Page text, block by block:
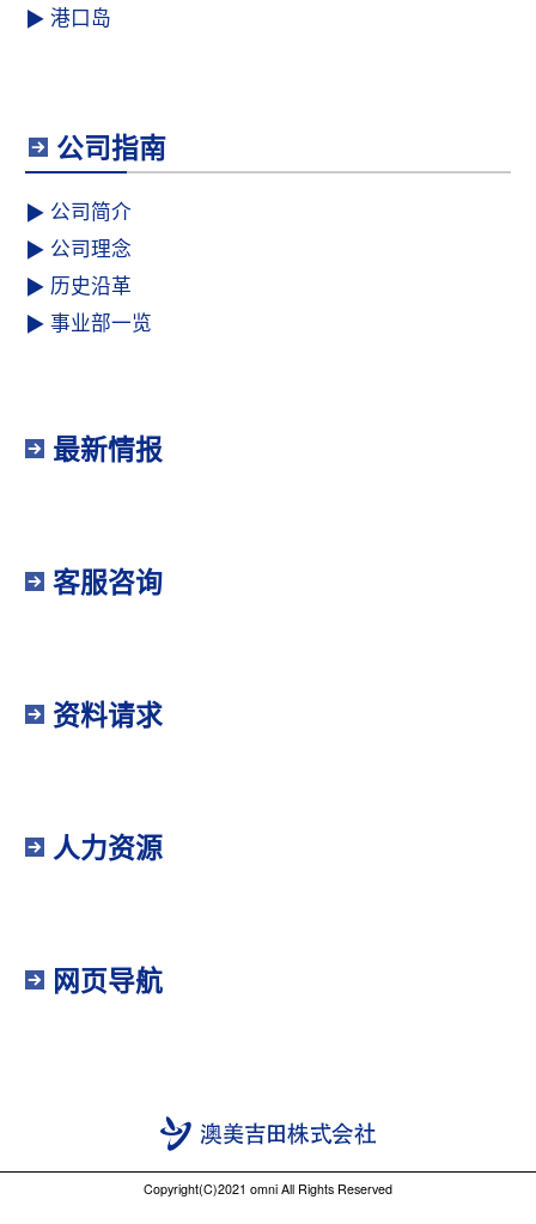
港口岛
公司指南
公司简介
公司理念
历史沿革
事业部一览
最新情报
客服咨询
资料请求
人力资源
网页导航
Copyright(C)2021 omni All Rights Reserved